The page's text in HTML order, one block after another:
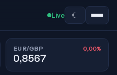
Live ☾
EUR/GBP 0,00%
0,8567